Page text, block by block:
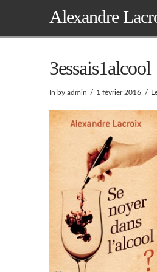
Alexandre
3essais1alcool
In by admin 1 février 2016